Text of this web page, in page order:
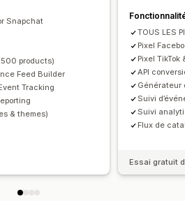
Dépenses publicitaires
Analyse RSI
Taux de clics
par acquisition
démographiques
Attribution UTM Source de trafic
UTM
Panier abandonné
de données
Exportation des données
Notifications
Snapchat
products)
Feed Builder
Tracking
& themes)
TOUS LES
Pixel
Pixel
API
Générateur
Suivi
Suivi
Flux de
Essai gratuit